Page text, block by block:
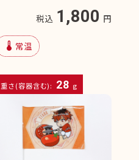
税込 1,800 円
device_thermostat 常温
重さ(容器含む): 28 g